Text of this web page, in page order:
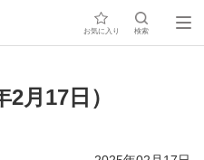
お気に入り 検索
月17日）